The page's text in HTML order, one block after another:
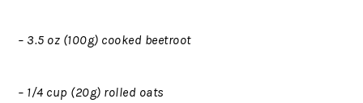
– 3.5 oz (100g) cooked beetroot
– 1/4 cup (20g) rolled oats